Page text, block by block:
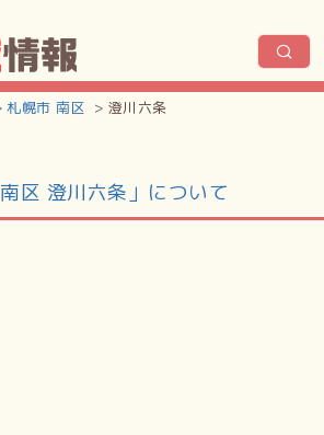
札幌市 南区 澄川六条
区 澄川六条」について